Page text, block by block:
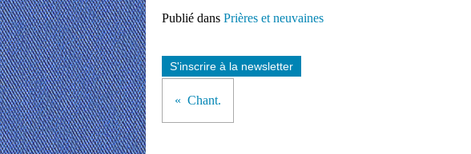
Publié dans Prières et neuvaines
S'inscrire à la newsletter
Chant.